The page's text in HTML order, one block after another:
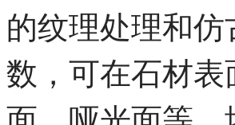
的纹理处理和
数，可在石材